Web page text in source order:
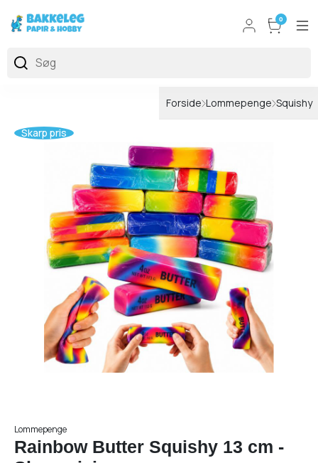
0
Forside Lommepenge Squishy
Skarp pris
Lommepenge
Rainbow Butter Squishy 13 cm -